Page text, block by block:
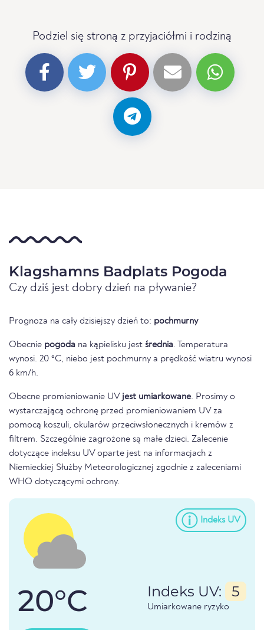
Podziel się stroną z przyjaciółmi i rodziną
Klagshamns Badplats Pogoda
Czy dziś jest dobry dzień na pływanie?
Prognoza na cały dzisiejszy dzień to: pochmurny
Obecnie pogoda na kąpielisku jest średnia. Temperatura
wynosi. 20 °C, niebo jest pochmurny a prędkość wiatru wynosi
6 km/h.
Obecne promieniowanie UV jest umiarkowane. Prosimy o
wystarczającą ochronę przed promieniowaniem UV za
pomocą koszuli, okularów przeciwsłonecznych i kremów z
filtrem. Szczególnie zagrożone są małe dzieci. Zalecenie
dotyczące indeksu UV oparte jest na informacjach z
Niemieckiej Służby Meteorologicznej zgodnie z zaleceniami
WHO dotyczącymi ochrony.
Indeks UV
20°C Indeks UV: 5
Umiarkowane ryzyko